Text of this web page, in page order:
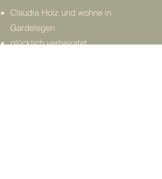
Claudia Holz und wohne in
Gardelegen
glücklich verheiratet